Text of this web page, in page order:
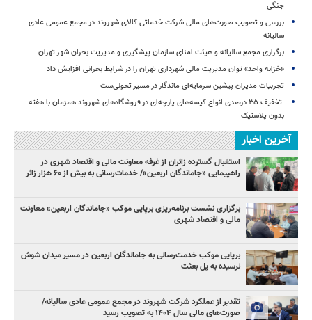
جنگی
بررسی و تصویب صورت‌های مالی شرکت خدماتی کالای شهروند در مجمع عمومی عادی
سالیانه
برگزاری مجمع سالیانه و هیئت امنای سازمان پیشگیری و مدیریت بحران شهر تهران
«خزانه واحد» توان مدیریت مالی شهرداری تهران را در شرایط بحرانی افزایش داد
تجربیات مدیران پیشین سرمایه‌ای ماندگار در مسیر تحولی‌ست
️ تخفیف ۳۵ درصدی انواع کیسه‌های پارچه‌ای در فروشگاه‌های شهروند همزمان با هفته
بدون پلاستیک
آخرین اخبار
استقبال گسترده زائران از غرفه معاونت مالی و اقتصاد شهری در
راهپیمایی «جاماندگان اربعین»/ خدمات‌رسانی به بیش از ۶۰ هزار زائر
برگزاری نشست برنامه‌ریزی برپایی موکب «جاماندگان اربعین» معاونت
مالی و اقتصاد شهری
برپایی موکب خدمت‌رسانی به جاماندگان اربعین در مسیر میدان شوش
نرسیده به پل بعثت
تقدیر از عملکرد شرکت شهروند در مجمع عمومی عادی سالیانه/
صورت‌های مالی سال ۱۴۰۴ به تصویب رسید